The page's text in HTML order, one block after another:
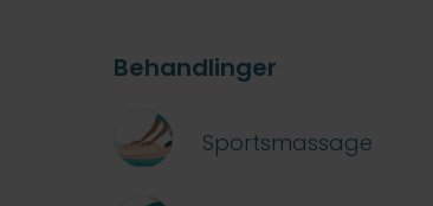
Behandlinger
Sportsmassage